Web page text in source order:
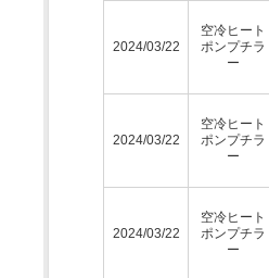
2024/03/22
空冷ヒート
ポンプチラ
ー
2024/03/22
空冷ヒート
ポンプチラ
ー
2024/03/22
空冷ヒート
ポンプチラ
ー